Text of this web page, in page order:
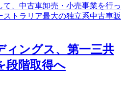
、中古車卸売・小売事業を行っ
トラリア最大の独立系中古車販
ィングス、第一三共
段階取得へ